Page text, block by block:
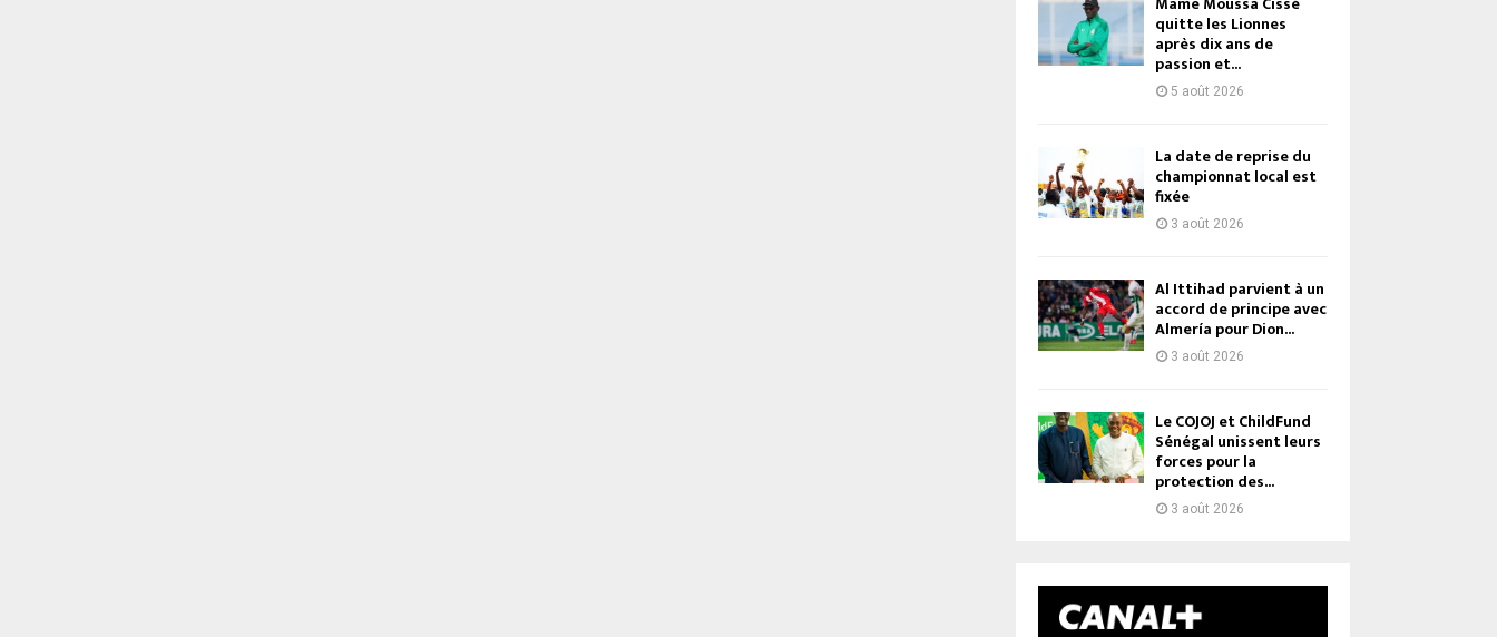
quitte les Lionnes
après dix ans de
passion et...
5 août 2026
La date de reprise du
championnat local est
fixée
3 août 2026
Al Ittihad parvient à un
accord de principe avec
Almería pour Dion...
3 août 2026
Le COJOJ et ChildFund
Sénégal unissent leurs
forces pour la
protection des...
3 août 2026